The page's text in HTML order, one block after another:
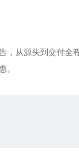
，从源头到交付
。